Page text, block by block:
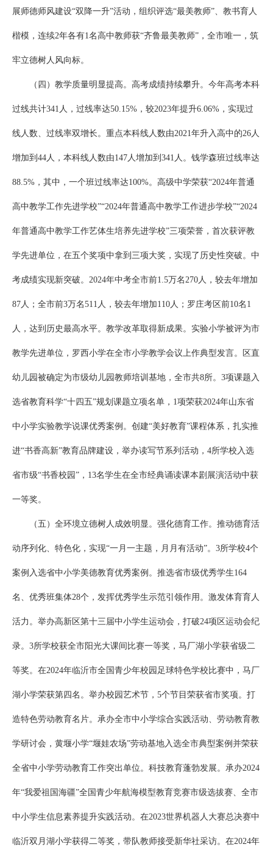
展师德师风建设“双降一升”活动，组织评选“最美教师”、教书育人
楷模，连续2年各有1名高中教师获“齐鲁最美教师”，全市唯一，筑
牢立德树人风向标。
（四）教学质量明显提高。高考成绩持续攀升。今年高考本科
过线共计341人，过线率达50.15%，较2023年提升6.06%，实现过
线人数、过线率双增长。重点本科线人数由2021年升入高中的26人
增加到44人，本科线人数由147人增加到341人。钱学森班过线率达
88.5%，其中，一个班过线率达100%。高级中学荣获“2024年普通
高中教学工作先进学校”“2024年普通高中教学工作进步学校”“2024
年普通高中教学工作艺体生培养先进学校”三项荣誉，首次获评教
学先进单位，在五个奖项中拿到三项大奖，实现了历史性突破。中
考成绩实现新突破。2024年中考全市前1.5万名270人，较去年增加
87人；全市前3万名511人，较去年增加110人；罗庄考区前10名1
人，达到历史最高水平。教学改革取得新成果。实验小学被评为市
教学先进单位，罗西小学在全市小学教学会议上作典型发言。区直
幼儿园被确定为市级幼儿园教师培训基地，全市共8所。3项课题入
选省教育科学“十四五”规划课题立项名单，1项荣获2024年山东省
中小学实验教学说课优秀案例。创建“美好教育”课程体系，扎实推
进“书香高新”教育品牌建设，举办读写节系列活动，4所学校入选
省市级“书香校园”，13名学生在全市经典诵读课本剧展演活动中获
一等奖。
（五）全环境立德树人成效明显。强化德育工作。推动德育活
动序列化、特色化，实现“一月一主题，月月有活动”。3所学校4个
案例入选省中小学美德教育优秀案例。推选省市级优秀学生164
名、优秀班集体28个，发挥优秀学生示范引领作用。激发体育育人
活力。举办高新区第十三届中小学生运动会，打破24项区运动会纪
录。3所学校获全市阳光大课间比赛一等奖，马厂湖小学获省级二
等奖。在2024年临沂市全国青少年校园足球特色学校比赛中，马厂
湖小学荣获第四名。举办校园艺术节，5个节目荣获省市奖项。打
造特色劳动教育名片。承办全市中小学综合实践活动、劳动教育教
学研讨会，黄堰小学“堰娃农场”劳动基地入选全市典型案例并荣获
全省中小学劳动教育工作突出单位。科技教育蓬勃发展。承办2024
年“我爱祖国海疆”全国青少年航海模型教育竞赛市级选拔赛、全市
中小学生信息素养提升实践活动。在2023世界机器人大赛总决赛中
临沂双月湖小学获得二等奖，带队教师接受新华社采访。在2024年